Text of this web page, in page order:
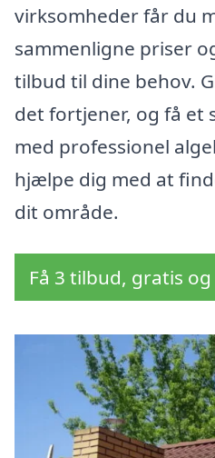
virksomheder får du
sammenligne priser
tilbud til dine behov.
det fortjener, og få et
med professionel
hjælpe dig med at
dit område.
Få 3 tilbud, gratis